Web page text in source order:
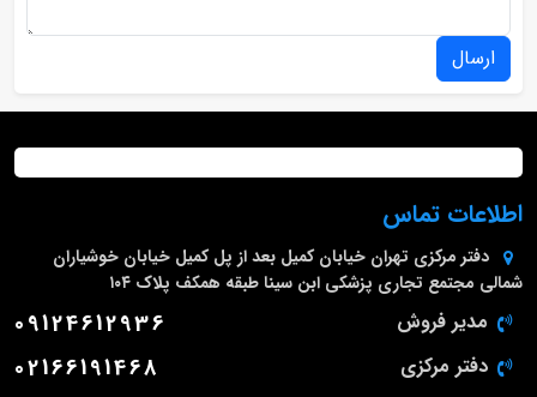
ارسال
اطلاعات تماس
دفتر مرکزی تهران خیابان کمیل بعد از پل کمیل خیابان خوشیاران
شمالی مجتمع تجاری پزشکی ابن سینا طبقه همکف پلاک ۱۰۴
مدیر فروش 09124612936
دفتر مرکزی 02166191468